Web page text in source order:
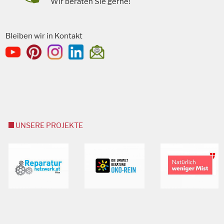
Bleiben wir in Kontakt
UNSERE PROJEKTE